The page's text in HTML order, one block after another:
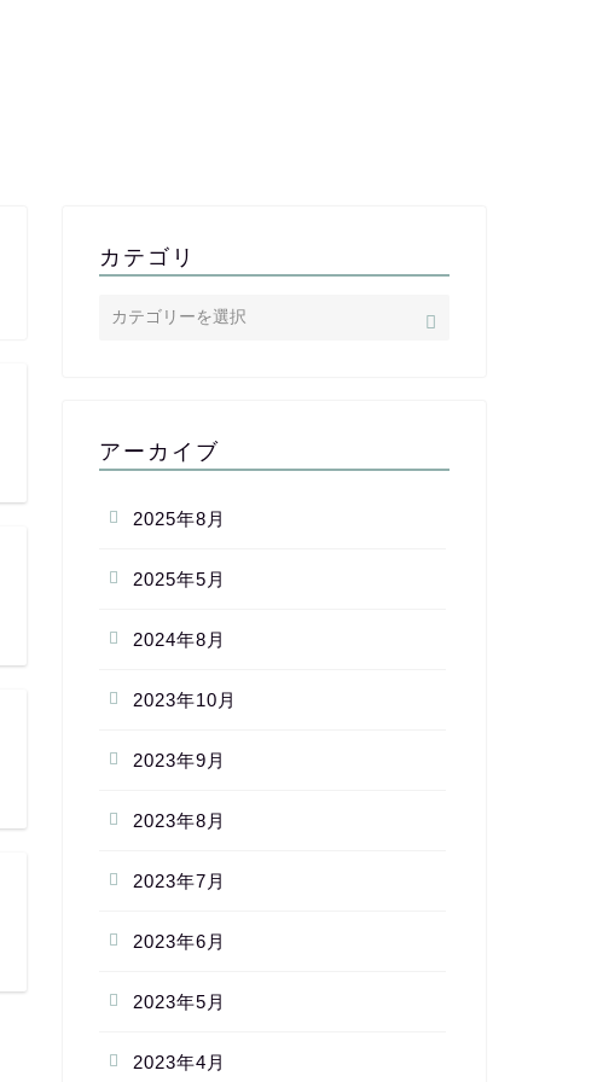
カテゴリ
アーカイブ
2025年8月
2025年5月
2024年8月
2023年10月
2023年9月
2023年8月
2023年7月
2023年6月
2023年5月
2023年4月